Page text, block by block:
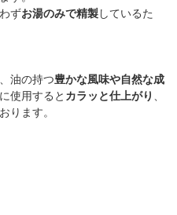
ずお湯のみで精製しているた
油の持つ豊かな風味や自然な成
使用すると カラッと仕上がり
ります。